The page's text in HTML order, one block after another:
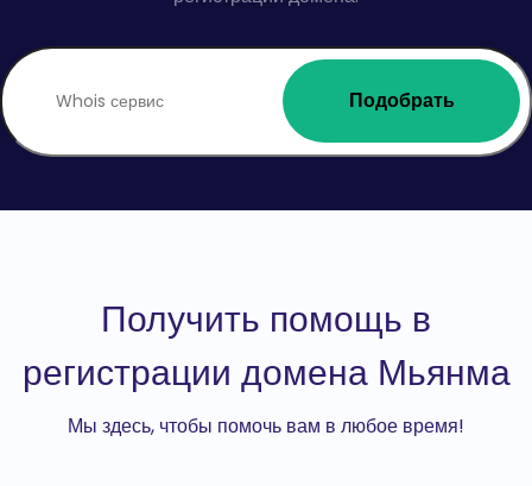
Подобрать
Получить помощь в
регистрации домена Мьянма
Мы здесь, чтобы помочь вам в любое время!